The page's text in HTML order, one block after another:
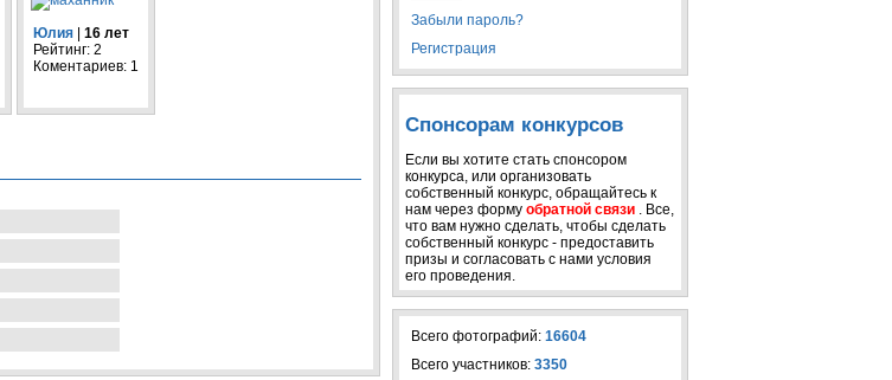
Юлия| 16 лет
Рейтинг: 2
Коментариев: 1
Забыли пароль?
Регистрация
Спонсорам конкурсов
Если вы хотите стать спонсором
конкурса, или организовать
собственный конкурс, обращайтесь к
нам через форму обратной связи
. Все,
что вам нужно сделать, чтобы сделать
собственный конкурс - предоставить
призы и согласовать с нами условия
его проведения.
Всего фотографий: 16604
Всего участников: 3350